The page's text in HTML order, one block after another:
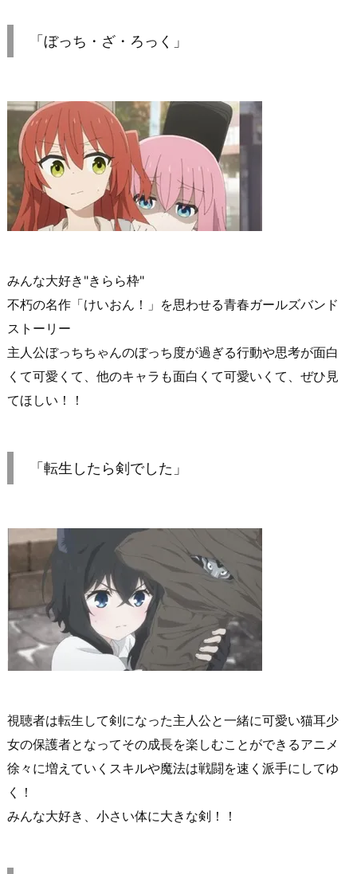
「ぼっち・ざ・ろっく」
みんな大好き"きらら枠"
不朽の名作「けいおん！」を思わせる青春ガールズバンド
ストーリー
主人公ぼっちちゃんのぼっち度が過ぎる行動や思考が面白
くて可愛くて、他のキャラも面白くて可愛いくて、ぜひ見
てほしい！！
「転生したら剣でした」
視聴者は転生して剣になった主人公と一緒に可愛い猫耳少
女の保護者となってその成長を楽しむことができるアニメ
徐々に増えていくスキルや魔法は戦闘を速く派手にしてゆ
く！
みんな大好き、小さい体に大きな剣！！